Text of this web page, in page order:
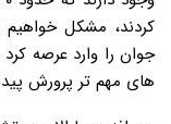
جوان را وارد عرصه
های مهم تر پرورش